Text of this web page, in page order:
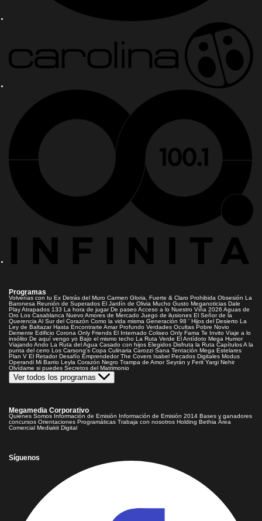
Programas
Volverías con tu Ex Detrás del Muro Carmen Gloria, Fuerte & Claro Prohibida Obsesión La
Baronesa Reunión de Superados El Jardín de Olivia Mucho Gusto Meganoticias Dale
PlayAtrapados 133 La hora de jugar De paseoAcceso a lo Nuestro Viña 2026 Aguas de
Oro Los Casablanca Nuevo Amores de Mercado Juego de ilusiones El Señor de la
Querencia Al Sur del Corazón Como la vida misma Generación 98 ' Hijos del Desierto La
Ley de Baltazar Hasta Encontrarte Amar Profundo Verdades Ocultas Pobre Novio
Demente Edificio Corona Only Friends El Internado Coliseo Only Fama Te Invito Viaje a lo
insólito De aquí vengo yo Bajo el mismo techo La Ruta Verde El Antídoto Mega Humor
Viajando Ando La Ruta del Agua Casado con hijos Elegidos Disfruta la Ruta CapítulosA la
punta del cerro Los Carsong's Copa Culinaria Carozzi Sana Tentación Mega Estelares
Plan V El Retador Desafío Emprendedor The Covers Isabel Pecados Digitales Modus
Operandi Mi Barrio Leyla Corazón Negro Trampa de Amor Seyrán y Ferit Yargi Nehir
Olvídame si puedes Secretos del Matrimonio
Ver todos los programas
Megamedia Corporativo
Quienes Somos Información de Emisión Información de Emisión 2014 Bases y ganadores
concursos Orientaciones Programáticas Trabaja con nosotros Holding Bethia Área
Comercial Mediakit Digital
Síguenos